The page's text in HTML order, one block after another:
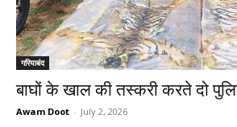
गरियाबंद
बाघों के खाल की तस्करी करते दो
Awam Doot - July 2, 2026